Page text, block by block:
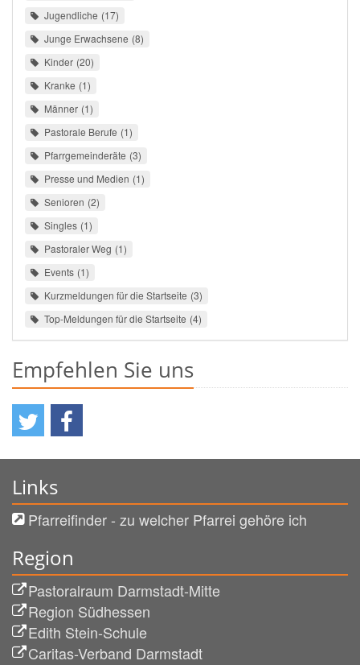
Jugendliche 17
Junge Erwachsene 8
Kinder 20
Kranke 1
Männer 1
Pastorale Berufe 1
Pfarrgemeinderäte 3
Presse und Medien 1
Senioren 2
Singles 1
Pastoraler Weg 1
Events 1
Kurzmeldungen für die Startseite 3
Top-Meldungen für die Startseite 4
Empfehlen Sie uns
Links
Pfarreifinder - zu welcher Pfarrei gehöre ich
Region
Pastoralraum Darmstadt-Mitte
Region Südhessen
Edith Stein-Schule
Caritas-Verband Darmstadt